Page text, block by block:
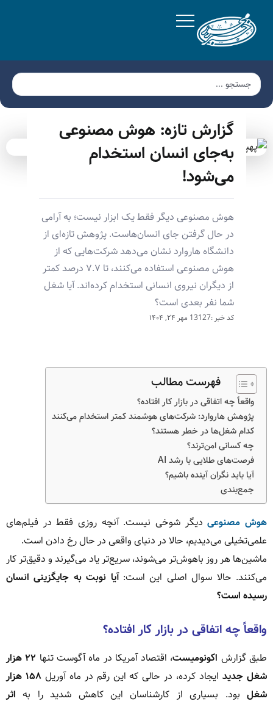
گزارش تازه: هوش مصنوعی
به‌جای انسان استخدام
می‌شود!
هوش مصنوعی دیگر فقط یک ابزار نیست؛ به آرامی
در حال گرفتن جای انسان‌هاست. پژوهش تازه‌ای از
دانشگاه هاروارد نشان می‌دهد شرکت‌هایی که از
هوش مصنوعی استفاده می‌کنند، تا ۷.۷ درصد کمتر
از دیگران نیروی انسانی استخدام کرده‌اند. آیا شغل
شما نفر بعدی است؟
کد خبر :13127 مهر ۲۴, ۱۴۰۴
فهرست مطالب
واقعاً چه اتفاقی در بازار کار افتاده؟
پژوهش هاروارد: شرکت‌های هوشمند کمتر استخدام می‌کنند
کدام شغل‌ها در خطر هستند؟
چه کسانی امن‌ترند؟
فرصت‌های طلایی با رشد AI
آیا باید نگران آینده باشیم؟
جمع‌بندی
هوش مصنوعی دیگر شوخی نیست. آنچه روزی فقط در فیلم‌های
علمی‌تخیلی می‌دیدیم، حالا در دنیای واقعی در حال رخ دادن است.
ماشین‌ها هر روز باهوش‌تر می‌شوند، سریع‌تر یاد می‌گیرند و دقیق‌تر کار
می‌کنند. حالا سوال اصلی این است:آیا نوبت به جایگزینی انسان
رسیده است؟
واقعاً چه اتفاقی در بازار کار افتاده؟
طبق گزارش اکونومیست، اقتصاد آمریکا در ماه آگوست تنها
۲۲ هزار
شغل جدیدایجاد کرده، در حالی که این رقم در ماه آوریل
۱۵۸ هزار
شغل بود. بسیاری از کارشناسان این کاهش شدید را به اثر